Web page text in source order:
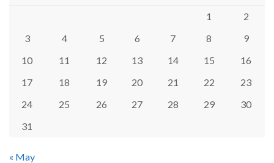
1
2
3
4 5 6 7 8
9
10
11 12 13 14 15
16
17
18 19 20 21 22
23
24
25 26 27 28 29
30
31
« May